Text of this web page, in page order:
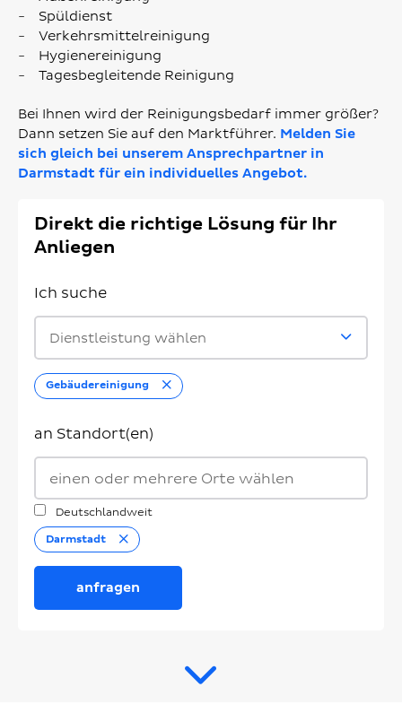
Spüldienst
Verkehrsmittelreinigung
Hygienereinigung
Tagesbegleitende Reinigung
Bei Ihnen wird der Reinigungsbedarf immer größer?
Dann setzen Sie auf den Marktführer. Melden Sie
sich gleich bei unserem Ansprechpartner in
Darmstadt für ein individuelles Angebot.
Direkt die richtige Lösung für Ihr
Anliegen
Ich suche
Dienstleistung wählen
Gebäudereinigung Entfernen
an Standort(en)
Deutschlandweit
Darmstadt
Entfernen
anfragen